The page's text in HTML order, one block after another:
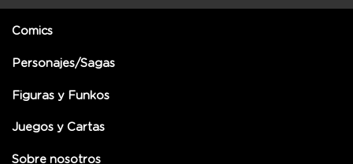
Comics
Personajes/Sagas
Figuras y Funkos
Juegos y Cartas
Sobre nosotros